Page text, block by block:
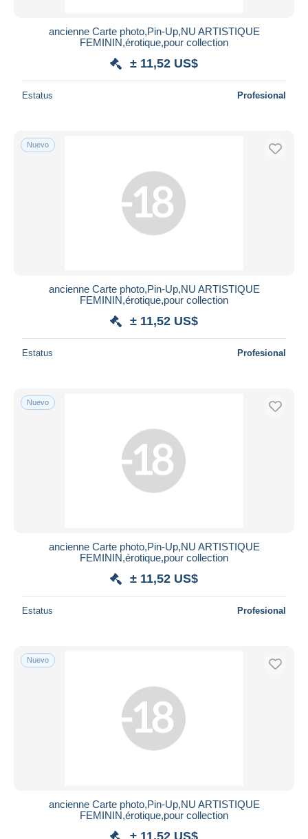
ancienne Carte photo,Pin-Up,NU ARTISTIQUE
FEMININ,érotique,pour collection
± 11,52 US$
Estatus Profesional
Nuevo
ancienne Carte photo,Pin-Up,NU ARTISTIQUE
FEMININ,érotique,pour collection
± 11,52 US$
Estatus Profesional
Nuevo
ancienne Carte photo,Pin-Up,NU ARTISTIQUE
FEMININ,érotique,pour collection
± 11,52 US$
Estatus Profesional
Nuevo
ancienne Carte photo,Pin-Up,NU ARTISTIQUE
FEMININ,érotique,pour collection
± 11,52 US$